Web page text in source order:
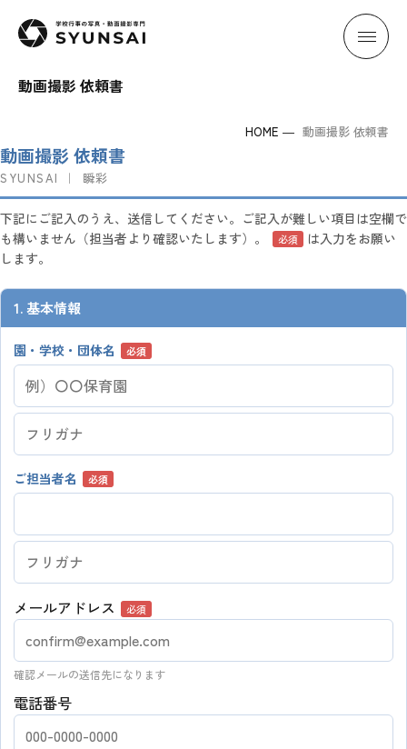
学校行事の写真・動画撮影専門
動画撮影 依頼書
HOME 動画撮影 依頼書
動画撮影 依頼書
SYUNSAI ｜ 瞬彩
下記にご記入のうえ、送信してください。ご記入が難しい項目は空欄で
も構いません（担当者より確認いたします）。
必須
は入力をお願い
します。
1. 基本情報
園・学校・団体名 必須
ご担当者名 必須
メールアドレス 必須
確認メールの送信先になります
電話番号